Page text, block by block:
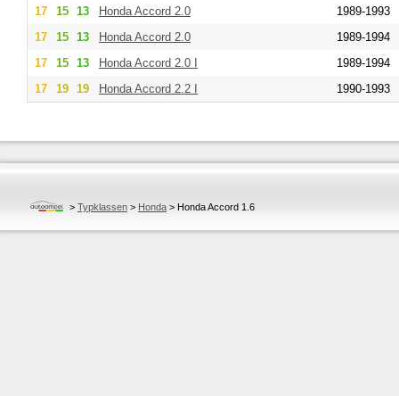
17
15 13 Honda Accord 2.0
1989-1993
17
15 13 Honda Accord 2.0
1989-1994
17
15 13 Honda Accord 2.0 I
1989-1994
17
19 19 Honda Accord 2.2 I 1990-1993
> Typklassen > Honda > Honda Accord 1.6